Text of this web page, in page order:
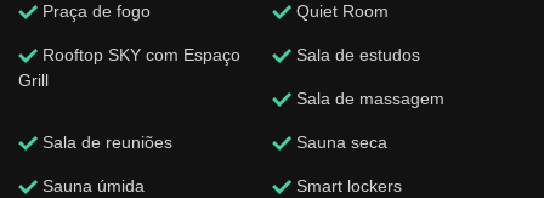
Praça de fogo Quiet Room
Rooftop SKY com Espaço
Grill
Sala de estudos
Sala de massagem
Sala de reuniões Sauna seca
Sauna úmida Smart lockers